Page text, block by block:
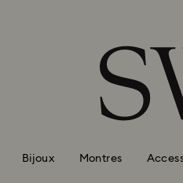
Bijoux Montres